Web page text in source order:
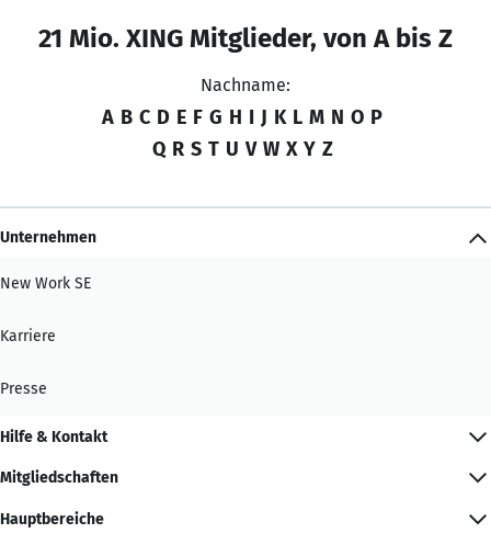
21 Mio. XING Mitglieder, von A bis Z
Nachname:
A B C D E F G H I J K L M N O P
Q R S T U V W X Y Z
Unternehmen
New Work SE
Karriere
Presse
Hilfe & Kontakt
Mitgliedschaften
Hauptbereiche